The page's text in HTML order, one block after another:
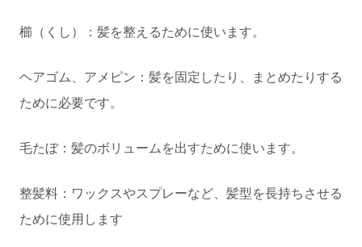
櫛（くし）：髪を整えるために使います。
ヘアゴム、アメピン：髪を固定したり、まとめたりする
ために必要です。
毛たぼ：髪のボリュームを出すために使います。
整髪料：ワックスやスプレーなど、髪型を長持ちさせる
ために使用します